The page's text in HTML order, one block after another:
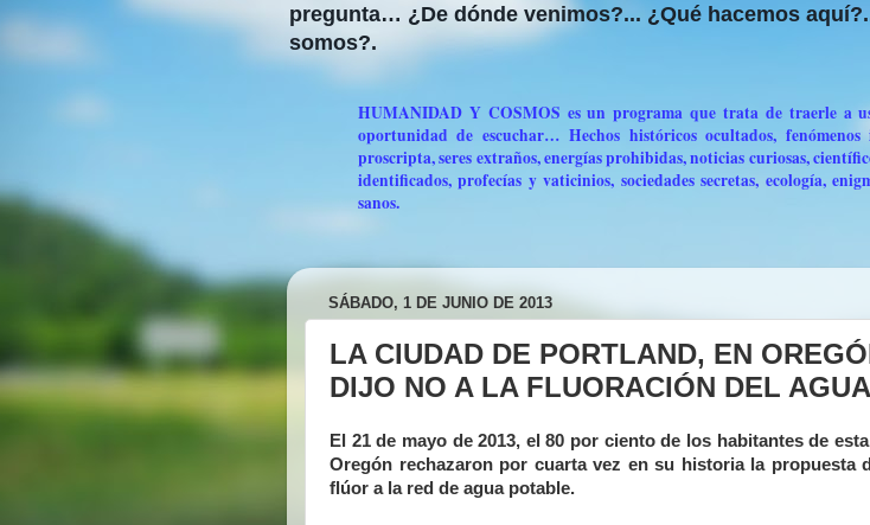
pregunta… ¿De dónde venimos?... ¿Qué hacemos
somos?.
HUMANIDAD Y COSMOS es un programa que trata de traerle a
oportunidad de escuchar… Hechos históricos ocultados,
proscripta, seres extraños, energías prohibidas, noticias curiosas,
identificados, profecías y vaticinios, sociedades secretas, ecología,
sanos.
SÁBADO, 1 DE JUNIO DE 2013
LA CIUDAD DE PORTLAND, EN
DIJO NO A LA FLUORACIÓN DEL AGUA
El 21 de mayo de 2013, el 80 por ciento de los habitantes de
Oregón rechazaron por cuarta vez en su historia la propuesta
flúor a la red de agua potable.